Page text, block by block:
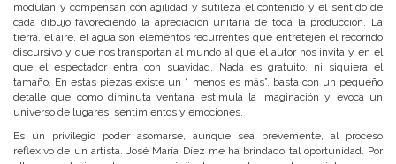
modulan y compensan con agilidad y sutileza el contenido y el sentido de
cada dibujo favoreciendo la apreciación unitaria de toda la producción. La
tierra, el aire, el agua son elementos recurrentes que entretejen el recorrido
discursivo y que nos transportan al mundo al que el autor nos invita y en el
que el espectador entra con suavidad. Nada es gratuito, ni siquiera el
tamaño. En estas piezas existe un “ menos es más”, basta con un pequeño
detalle que como diminuta ventana estimula la imaginación y evoca un
universo de lugares, sentimientos y emociones.
Es un privilegio poder asomarse, aunque sea brevemente, al proceso
reflexivo de un artista. José María Díez me ha brindado tal oportunidad. Por